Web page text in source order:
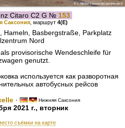
Citaro C2 G № 153
Саксония, маршрут 4(E)
, Hameln, Basbergstraße, Parkplatz
Nord
provisorische Wendeschleife für
genutzt.
используется как разворотная
автобусных рейсов
· Нижняя Саксония
2021 г., вторник
съёмки на карте